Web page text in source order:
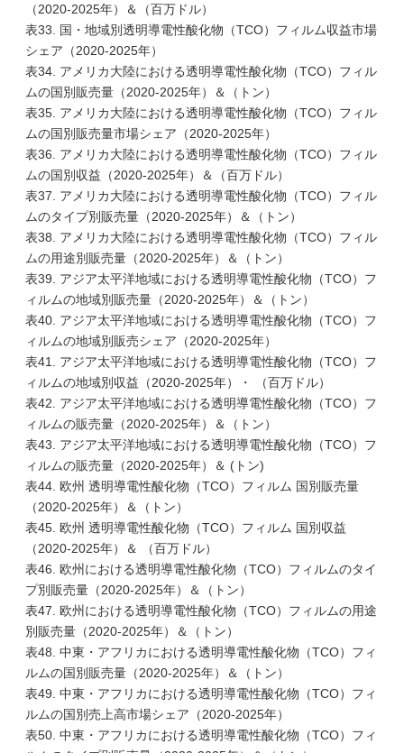
（2020-2025年）＆（百万ドル）
表33. 国・地域別透明導電性酸化物（TCO）フィルム収益市場
シェア（2020-2025年）
表34. アメリカ大陸における透明導電性酸化物（TCO）フィル
ムの国別販売量（2020-2025年）＆（トン）
表35. アメリカ大陸における透明導電性酸化物（TCO）フィル
ムの国別販売量市場シェア（2020-2025年）
表36. アメリカ大陸における透明導電性酸化物（TCO）フィル
ムの国別収益（2020-2025年）＆（百万ドル）
表37. アメリカ大陸における透明導電性酸化物（TCO）フィル
ムのタイプ別販売量（2020-2025年）＆（トン）
表38. アメリカ大陸における透明導電性酸化物（TCO）フィル
ムの用途別販売量（2020-2025年）＆（トン）
表39. アジア太平洋地域における透明導電性酸化物（TCO）フ
ィルムの地域別販売量（2020-2025年）＆（トン）
表40. アジア太平洋地域における透明導電性酸化物（TCO）フ
ィルムの地域別販売シェア（2020-2025年）
表41. アジア太平洋地域における透明導電性酸化物（TCO）フ
ィルムの地域別収益（2020-2025年）・ （百万ドル）
表42. アジア太平洋地域における透明導電性酸化物（TCO）フ
ィルムの販売量（2020-2025年）＆（トン）
表43. アジア太平洋地域における透明導電性酸化物（TCO）フ
ィルムの販売量（2020-2025年）＆ (トン)
表44. 欧州 透明導電性酸化物（TCO）フィルム 国別販売量
（2020-2025年）＆（トン）
表45. 欧州 透明導電性酸化物（TCO）フィルム 国別収益
（2020-2025年）＆ （百万ドル）
表46. 欧州における透明導電性酸化物（TCO）フィルムのタイ
プ別販売量（2020-2025年）＆（トン）
表47. 欧州における透明導電性酸化物（TCO）フィルムの用途
別販売量（2020-2025年）＆（トン）
表48. 中東・アフリカにおける透明導電性酸化物（TCO）フィ
ルムの国別販売量（2020-2025年）＆（トン）
表49. 中東・アフリカにおける透明導電性酸化物（TCO）フィ
ルムの国別売上高市場シェア（2020-2025年）
表50. 中東・アフリカにおける透明導電性酸化物（TCO）フィ